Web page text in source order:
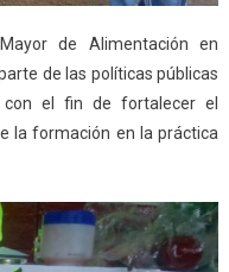
de Alimentación en
de las políticas públicas
con el fin de fortalecer el
la formación en la práctica